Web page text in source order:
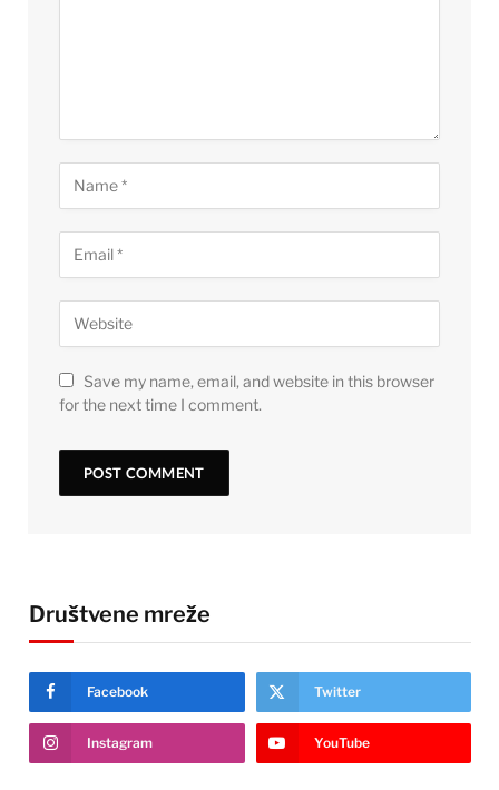
Save my name, email, and website in this browser
for the next time I comment.
Društvene mreže
Facebook Twitter
Instagram YouTube